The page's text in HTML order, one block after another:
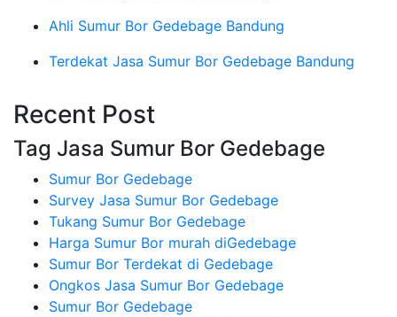
Ahli Sumur Bor Gedebage Bandung
Terdekat Jasa Sumur Bor Gedebage Bandung
Recent Post
Tag Jasa Sumur Bor Gedebage
Sumur Bor Gedebage
Survey Jasa Sumur Bor Gedebage
Tukang Sumur Bor Gedebage
Harga Sumur Bor murah diGedebage
Sumur Bor Terdekat di Gedebage
Ongkos Jasa Sumur Bor Gedebage
Sumur Bor Gedebage